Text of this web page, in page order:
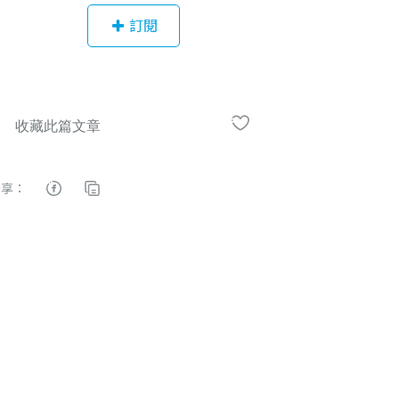
的服務。在數位出版的趨勢下，也結
合新科技與新載體，呈現多元且豐富
訂閱
：